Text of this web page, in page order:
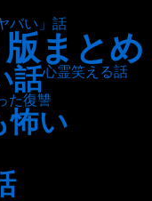
バい」話
まとめ
話心霊笑える話
た復讐
怖い